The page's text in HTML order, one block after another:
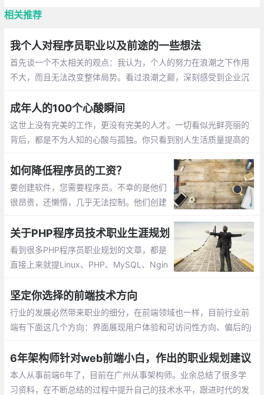
相关推荐
我个人对程序员职业以及前途的一些想法
首先谈一个不太相关的观点：我认为，个人的努力在浪潮之下作用
不大，而且无法改变整体局势。看过浪潮之巅，深刻感受到企业沉
欢，然后 GG 了
成年人的100个心酸瞬间
这世上没有完美的工作，更没有完美的人才。一切看似光鲜亮丽的
背后，都是不为人知的心酸与孤独。你只看到别人生活质量提高的
如何降低程序员的工资？
要创建软件，您需要程序员。不幸的是他们
很昂贵，还懒惰，几乎无法控制。他们创建
每月支付一次工资。当然，支付更少的钱总
是更好。然而，有时他们可能会发现他们的
薪水过低并且退出了
关于PHP程序员技术职业生涯规划
看到很多PHP程序员职业规划的文章，都是
直接上来就提Linux、PHP、MySQL、Ngin
就直接上手搭环境、做项目
坚定你选择的前端技术方向
行业的发展必然带来职业的细分，在前端领域也一样，目前行业前
端有下面这几个方向：界面展现用户体验和可访问性方向、偏后的j
6年架构师针对web前端小白，作出的职业规划建议
本人从事前端6年了，目前在广州从事架构师。业余总结了很多学
习资料，在不断总结的过程中提升自己的技术水平，跟进时代的发